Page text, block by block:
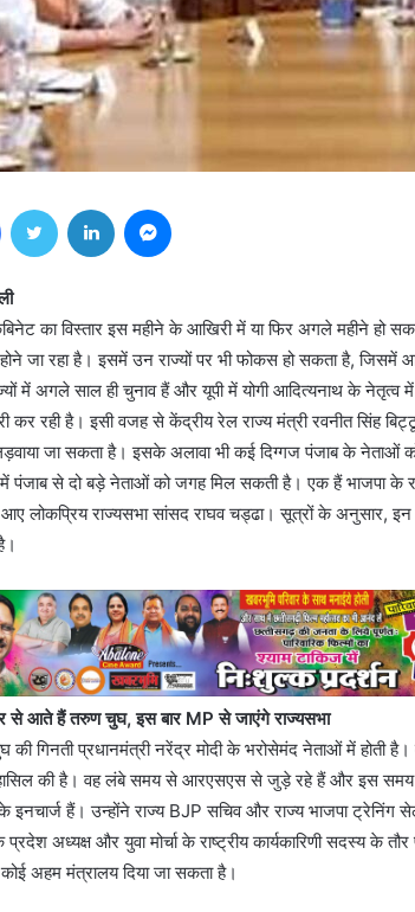
का विस्तार इस महीने के आखिरी में या फिर अगले महीने हो
होने जा रहा है। इसमें उन राज्यों पर भी फोकस हो सकता है, जिसमें
में अगले साल ही चुनाव हैं और यूपी में योगी आदित्यनाथ के नेतृत्व
कर रही है। इसी वजह से केंद्रीय रेल राज्य मंत्री रवनीत सिंह
जा सकता है। इसके अलावा भी कई दिग्गज पंजाब के नेताओं
में पंजाब से दो बड़े नेताओं को जगह मिल सकती है। एक हैं भाजपा
आए लोकप्रिय राज्यसभा सांसद राघव चड्ढा। सूत्रों के अनुसार,
से आते हैं तरुण चुघ, इस बार MP से जाएंगे राज्यसभा
की गिनती प्रधानमंत्री नरेंद्र मोदी के भरोसेमंद नेताओं में
की है। वह लंबे समय से आरएसएस से जुड़े रहे हैं और इस समय
इनचार्ज हैं। उन्होंने राज्य BJP सचिव और राज्य भाजपा ट्रेनिंग
अध्यक्ष और युवा मोर्चा के राष्ट्रीय कार्यकारिणी सदस्य के
अहम मंत्रालय दिया जा सकता है।